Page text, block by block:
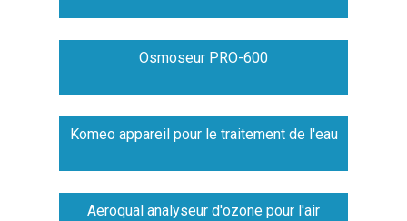
Osmoseur PRO-600
Komeo appareil pour le traitement de l'eau
Aeroqual analyseur d'ozone pour l'air